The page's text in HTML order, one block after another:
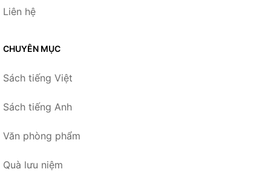
Liên hệ
CHUYÊN MỤC
Sách tiếng Việt
Sách tiếng Anh
Văn phòng phẩm
Quà lưu niệm